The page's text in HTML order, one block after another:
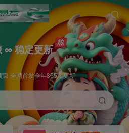
∞ 稳定更新
目 全网首发全年365天更新